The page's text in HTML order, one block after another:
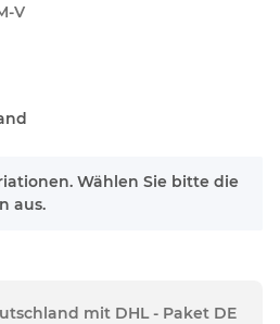
V
Wählen Sie bitte die
aus.
mit DHL - Paket DE